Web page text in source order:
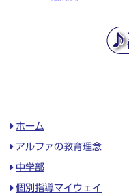
ホーム
アルファの教育理念
中学部
個別指導マイウェイ